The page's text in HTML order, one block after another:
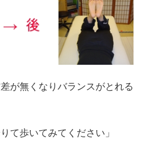
が無くなりバランスがとれる
て歩いてみてください」